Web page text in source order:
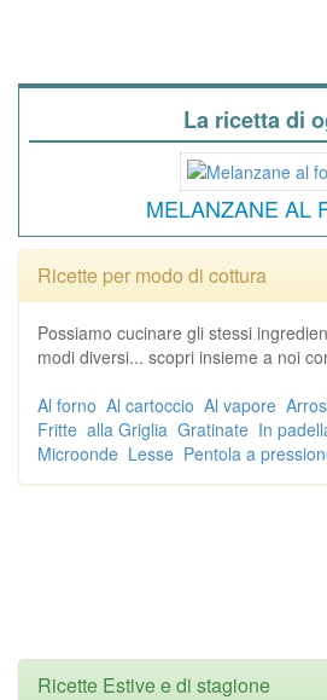
La ricetta di
MELANZANE AL
Ricette per modo di cottura
Possiamo cucinare gli stessi
modi diversi... scopri insieme a noi
Al forno Al cartoccio Al vapore
Fritte alla Griglia Gratinate In
Microonde Lesse Pentola a
Ricette Estive e di stagione